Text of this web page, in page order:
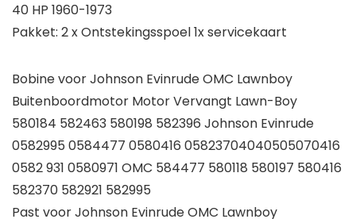
40 HP 1960-1973
Pakket: 2 x Ontstekingsspoel 1x servicekaart
Bobine voor Johnson Evinrude OMC Lawnboy
Buitenboordmotor Motor Vervangt Lawn-Boy
580184 582463 580198 582396 Johnson Evinrude
0582995 0584477 0580416 05823704040505070416
0582 931 0580971 OMC 584477 580118 580197 580416
582370 582921 582995
Past voor Johnson Evinrude OMC Lawnboy